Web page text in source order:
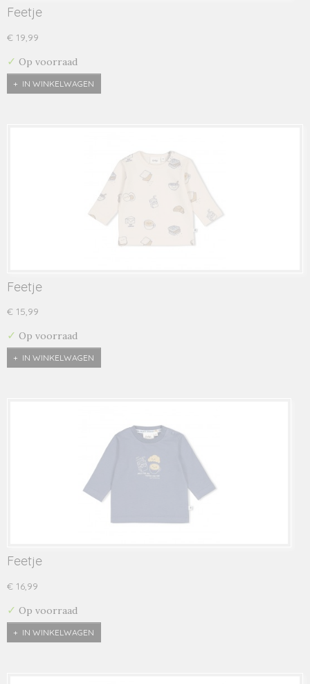
Feetje
€ 19,99
✓ Op voorraad
IN WINKELWAGEN
Feetje
€ 15,99
✓ Op voorraad
IN WINKELWAGEN
Feetje
€ 16,99
✓ Op voorraad
IN WINKELWAGEN